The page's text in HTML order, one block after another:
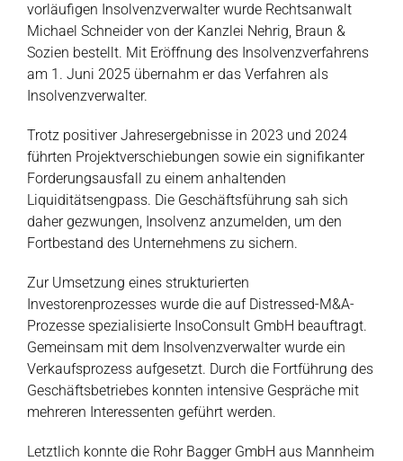
vorläufigen Insolvenzverwalter wurde Rechtsanwalt
Michael Schneider von der Kanzlei Nehrig, Braun &
Sozien bestellt. Mit Eröffnung des Insolvenzverfahrens
am 1. Juni 2025 übernahm er das Verfahren als
Insolvenzverwalter.
Trotz positiver Jahresergebnisse in 2023 und 2024
führten Projektverschiebungen sowie ein signifikanter
Forderungsausfall zu einem anhaltenden
Liquiditätsengpass. Die Geschäftsführung sah sich
daher gezwungen, Insolvenz anzumelden, um den
Fortbestand des Unternehmens zu sichern.
Zur Umsetzung eines strukturierten
Investorenprozesses wurde die auf Distressed-M&A-
Prozesse spezialisierte InsoConsult GmbH beauftragt.
Gemeinsam mit dem Insolvenzverwalter wurde ein
Verkaufsprozess aufgesetzt. Durch die Fortführung des
Geschäftsbetriebes konnten intensive Gespräche mit
mehreren Interessenten geführt werden.
Letztlich konnte die Rohr Bagger GmbH aus Mannheim